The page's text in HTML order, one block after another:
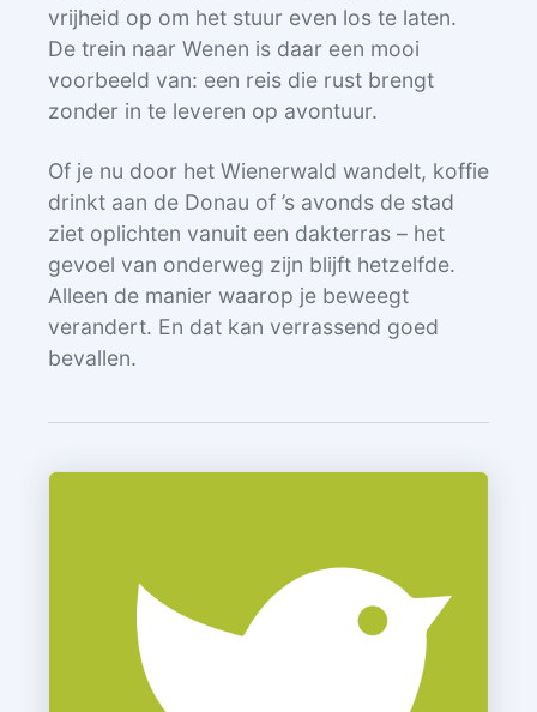
vrijheid op om het stuur even los te laten.
De trein naar Wenen is daar een mooi
voorbeeld van: een reis die rust brengt
zonder in te leveren op avontuur.
Of je nu door het Wienerwald wandelt, koffie
drinkt aan de Donau of ’s avonds de stad
ziet oplichten vanuit een dakterras – het
gevoel van onderweg zijn blijft hetzelfde.
Alleen de manier waarop je beweegt
verandert. En dat kan verrassend goed
bevallen.